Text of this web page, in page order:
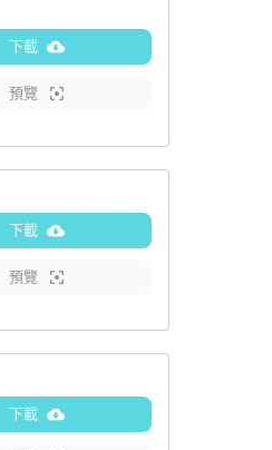
下載
預覽
下載
預覽
下載